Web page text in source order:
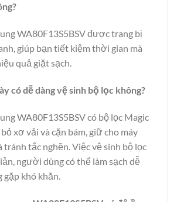
WA80F13S5BSV được trang bị
giúp bạn tiết kiệm thời gian mà
quả giặt sạch.
có dễ dàng vệ sinh bộ lọc không?
WA80F13S5BSV có bộ lọc Magic
xơ vải và cặn bám, giữ cho máy
tránh tắc nghẽn. Việc vệ sinh bộ lọc
người dùng có thể làm sạch dễ
gặp khó khăn.